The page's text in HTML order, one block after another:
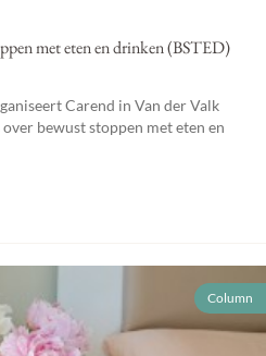
met eten en drinken (BSTED)
Carend in Van der Valk
bewust stoppen met eten en
Column